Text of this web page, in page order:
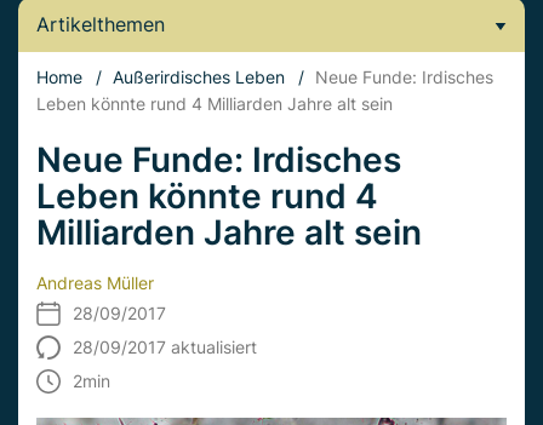
Artikelthemen
Home / Außerirdisches Leben / Neue Funde: Irdisches
Leben könnte rund 4 Milliarden Jahre alt sein
Neue Funde: Irdisches
Leben könnte rund 4
Milliarden Jahre alt sein
Andreas Müller
28/09/2017
28/09/2017 aktualisiert
2min